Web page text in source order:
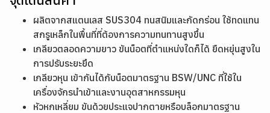
ผลิตจากสแตนเลส SUS304 ทนสนิมและกัดกร่อน ใช้ทดแทน
สกรูเหล็กในพื้นที่ที่ต้องการความทนทานสูงขึ้น
เกลียวตลอดความยาว ขันน็อตที่ตำแหน่งใดก็ได้ ยืดหยุ่นสูงใน
การปรับระยะยึด
เกลียวหุน เข้ากันได้กับน็อตมาตรฐาน BSW/UNC ที่ใช้ใน
เครื่องจักรนำเข้าและงานอุตสาหกรรมหุน
หัวหกเหลี่ยม ขันด้วยประแจปากตายหรือบล็อกมาตรฐาน